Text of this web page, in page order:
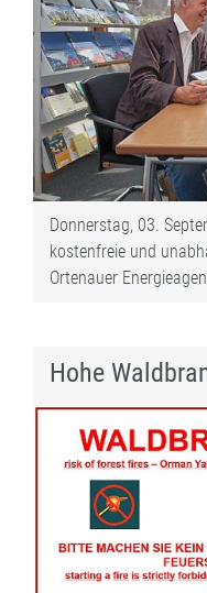
Donnerstag, 03.
kostenfreie und
Ortenauer
Hohe